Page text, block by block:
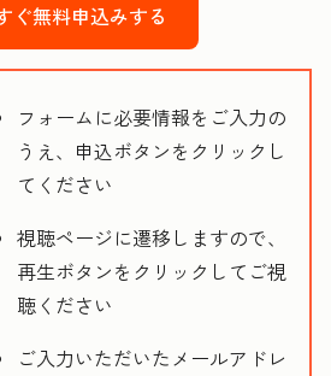
ぐ無料申込みする
フォームに必要情報をご入力の
うえ、申込ボタンをクリックし
てください
視聴ページに遷移しますので、
再生ボタンをクリックしてご視
聴ください
ご入力いただいたメールアドレ